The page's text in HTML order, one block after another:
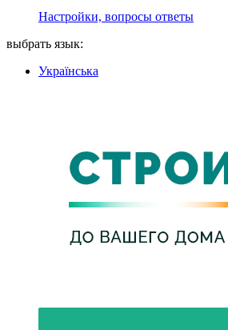
Настройки, вопросы ответы
выбрать язык:
Українська